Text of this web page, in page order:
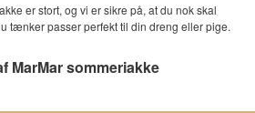
er stort, og vi er sikre på, at du nok skal
tænker passer perfekt til din dreng eller pige.
MarMar sommerjakke
får du leveret din ordre helt gratis.